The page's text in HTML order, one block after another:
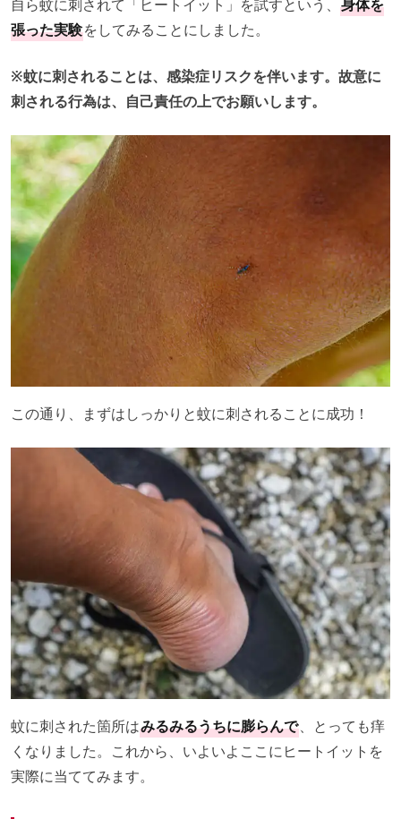
自ら蚊に刺されて「ヒートイット」を試すという、 身体を
張った実験をしてみることにしました。
※蚊に刺されることは、感染症リスクを伴います。故意に
刺される行為は、自己責任の上でお願いします。
この通り、まずはしっかりと蚊に刺されることに成功！
蚊に刺された箇所はみるみるうちに膨らんで、とっても痒
くなりました。これから、いよいよここにヒートイットを
実際に当ててみます。